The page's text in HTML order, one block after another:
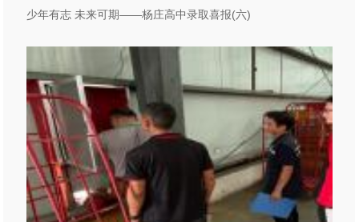
少年有志 未来可期——杨庄高中录取喜报(六)